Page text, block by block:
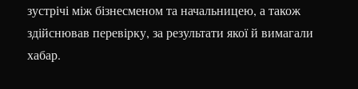
зустрічі між бізнесменом та начальницею, а також
здійснював перевірку, за результати якої й вимагали
хабар.